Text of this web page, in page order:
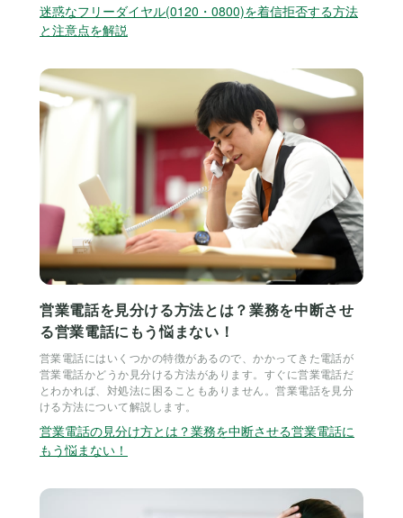
迷惑なフリーダイヤル(0120・0800)を着信拒否する方法
と注意点を解説
営業電話を見分ける方法とは？業務を中断させ
る営業電話にもう悩まない！
営業電話にはいくつかの特徴があるので、かかってきた電話が
営業電話かどうか見分ける方法があります。すぐに営業電話だ
とわかれば、対処法に困ることもありません。営業電話を見分
ける方法について解説します。
営業電話の見分け方とは？業務を中断させる営業電話に
もう悩まない！